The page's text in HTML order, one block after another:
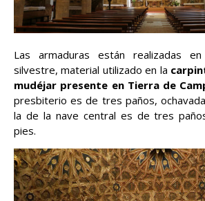
Las armaduras están realizadas
silvestre, material utilizado en la
mudéjar presente en Tierra de
presbiterio es de tres paños,
la de la nave central es de tres
pies.